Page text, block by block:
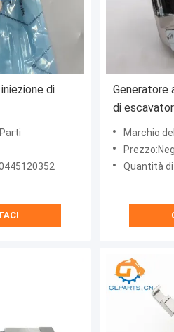
di
Generatore
di
elettriche
Marchio
Quantità di